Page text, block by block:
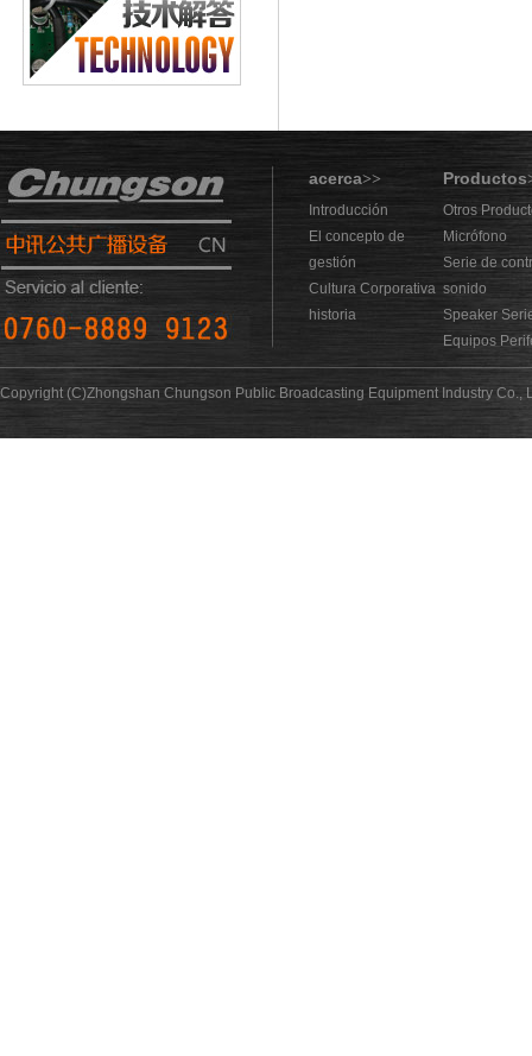
acerca>> Productos
Introducción
El concepto de
gestión
Cultura Corporativa
historia
Otros
Micrófono
Serie de
sonido
Speaker
Equipos
Copyright (C)Zhongshan Chungson Public Broadcasting Equipment Industry